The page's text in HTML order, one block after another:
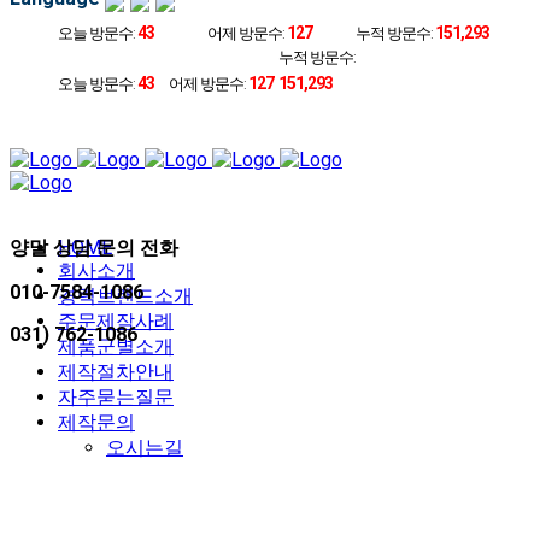
오늘 방문수:43 어제 방문수: 127 누적 방문수: 151,293
오늘 방문수:43 어제 방문수: 127
누적 방문수:
151,293
양말 상담 문의 전화
010-7584-1086
031) 762-1086
HOME
회사소개
경력브랜드소개
주문제작사례
제품군별소개
제작절차안내
자주묻는질문
제작문의
오시는길